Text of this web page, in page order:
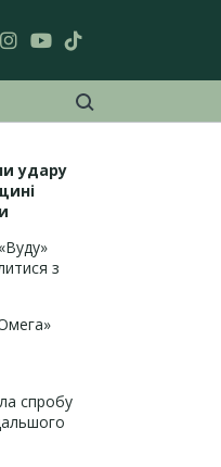
удару
з
спробу